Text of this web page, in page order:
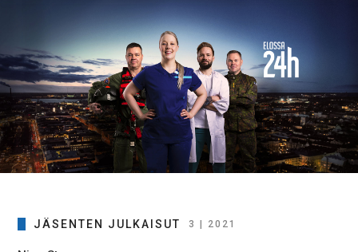
JÄSENTEN JULKAISUT 3 | 2021